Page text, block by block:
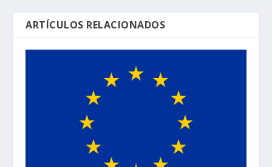
ARTÍCULOS RELACIONADOS